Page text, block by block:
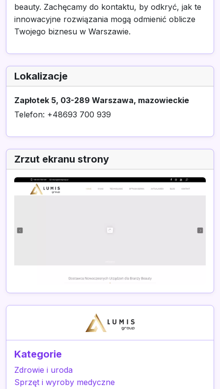
beauty. Zachęcamy do kontaktu, by odkryć, jak te
innowacyjne rozwiązania mogą odmienić oblicze
Twojego biznesu w Warszawie.
Lokalizacje
Zapłotek 5, 03-289 Warszawa, mazowieckie
Telefon: +48693 700 939
Zrzut ekranu strony
Kategorie
Zdrowie i uroda
Sprzęt i wyroby medyczne